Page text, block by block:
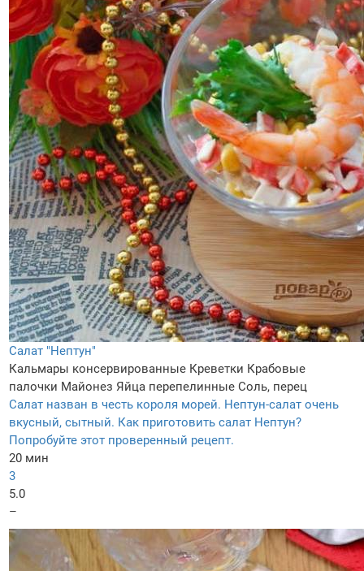
Салат "Нептун"
Кальмары консервированные Креветки Крабовые
палочки Майонез Яйца перепелинные Соль, перец
Салат назван в честь короля морей. Нептун-салат очень
вкусный, сытный. Как приготовить салат Нептун?
Попробуйте этот проверенный рецепт.
20 мин
3
5.0
–